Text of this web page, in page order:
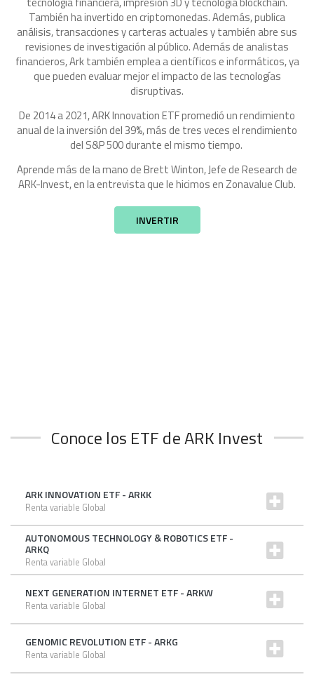
También ha invertido en criptomonedas. Además, publica
análisis, transacciones y carteras actuales y también abre sus
revisiones de investigación al público. Además de analistas
financieros, Ark también emplea a científicos e informáticos, ya
que pueden evaluar mejor el impacto de las tecnologías
disruptivas.
De 2014 a 2021, ARK Innovation ETF promedió un rendimiento
anual de la inversión del 39%, más de tres veces el rendimiento
del S&P 500 durante el mismo tiempo.
Aprende más de la mano de Brett Winton, Jefe de Research de
ARK-Invest, en la entrevista que le hicimos en Zonavalue Club.
INVERTIR
Conoce los ETF de ARK Invest
ARK INNOVATION ETF - ARKK
Renta variable Global
AUTONOMOUS TECHNOLOGY & ROBOTICS ETF -
ARKQ
Renta variable Global
NEXT GENERATION INTERNET ETF - ARKW
Renta variable Global
GENOMIC REVOLUTION ETF - ARKG
Renta variable Global